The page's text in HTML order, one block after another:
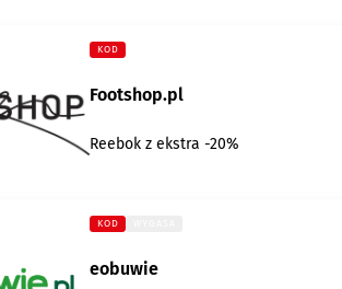
KOD
Footshop.pl
Reebok z ekstra -20%
KOD
eobuwie